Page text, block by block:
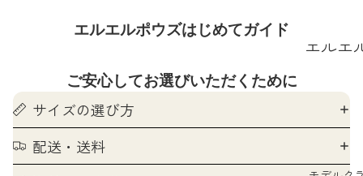
り方
月号掲
ねこ撰
エルエ
験談
フォト
ギャラ
エルエルポウズはじめてガイド
ご安心してお選びいただくために
サイズの選び方
配送・送料